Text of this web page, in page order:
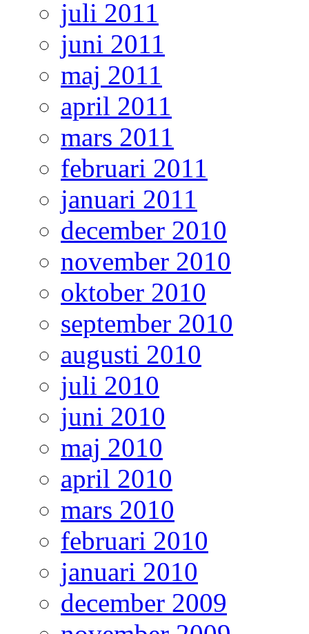
juli 2011
juni 2011
maj 2011
april 2011
mars 2011
februari 2011
januari 2011
december 2010
november 2010
oktober 2010
september 2010
augusti 2010
juli 2010
juni 2010
maj 2010
april 2010
mars 2010
februari 2010
januari 2010
december 2009